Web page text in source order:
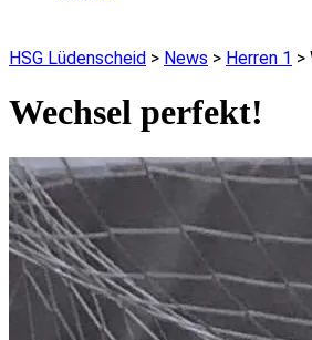
HSG Lüdenscheid > News > Herren 1 >
Wechsel perfekt!